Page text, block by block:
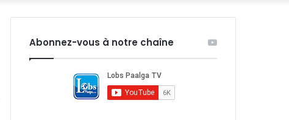
Abonnez-vous à notre chaîne